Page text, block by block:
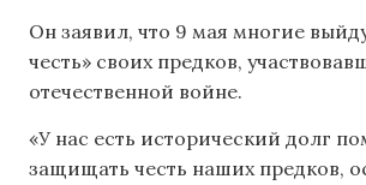
Он заявил, что 9 мая многие
честь» своих предков,
отечественной войне.
«У нас есть исторический долг
защищать честь наших предков,